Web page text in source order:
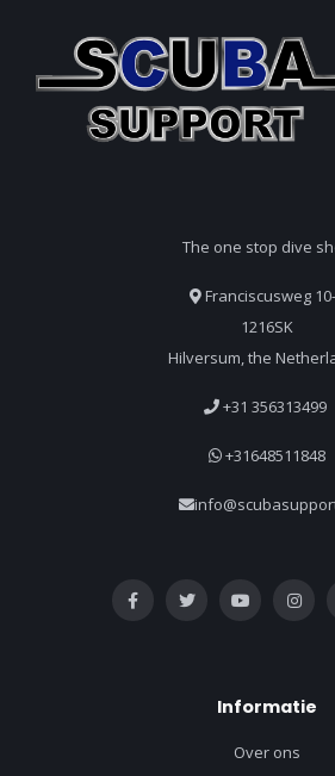
The one stop dive
Franciscusweg
1216SK
Hilversum, the
+31 356313499
+31648511848
Informatie
Over ons